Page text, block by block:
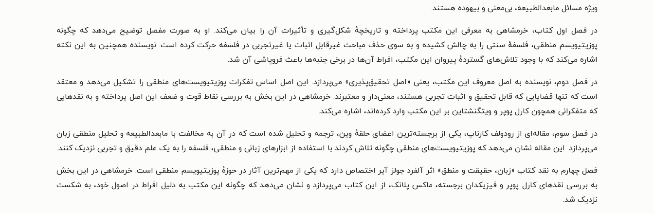
ویژه مسائل مابعدالطبیعه، بی‌معنی و بیهوده هستند.
در فصل اول کتاب، خرمشاهی به معرفی این مکتب پرداخته و تاریخچهٔ شکل‌گیری و تأثیرات آن را بیان می‌کند. او به صورت مفصل توضیح می‌دهد که چگونه
پوزیتیویسم منطقی، فلسفهٔ سنتی را به چالش کشیده و به سوی حذف مباحث غیرقابل اثبات یا غیرتجربی در فلسفه حرکت کرده است. نویسنده همچنین به این نکته
اشاره می‌کند که با وجود تلاش‌های گستردهٔ پیروان این مکتب، افراط آن‌ها در برخی جنبه‌ها باعث فروپاشی آن شد.
در فصل دوم، نویسنده به اصل معروف این مکتب، یعنی «اصل تحقیق‌پذیری» می‌پردازد. این اصل اساس تفکرات پوزیتیویست‌های منطقی را تشکیل می‌دهد و معتقد
است که تنها قضایایی که قابل تحقیق و اثبات تجربی هستند، معنی‌دار و معتبرند. خرمشاهی در این بخش به بررسی نقاط قوت و ضعف این اصل پرداخته و به نقدهایی
که متفکرانی همچون کارل پوپر و ویتگنشتاین بر این مکتب وارد کرده‌اند، اشاره می‌کند.
در فصل سوم، مقاله‌ای از رودولف کارناپ، یکی از برجسته‌ترین اعضای حلقهٔ وین، ترجمه و تحلیل شده است که در آن به مخالفت با مابعدالطبیعه و تحلیل منطقی زبان
می‌پردازد. این مقاله نشان می‌دهد که پوزیتیویست‌های منطقی چگونه تلاش کردند با استفاده از ابزارهای زبانی و منطقی، فلسفه را به یک علم دقیق و تجربی نزدیک کنند.
فصل چهارم به نقد کتاب «زبان، حقیقت و منطق» اثر آلفرد جولز آیر اختصاص دارد که یکی از مهم‌ترین آثار در حوزهٔ پوزیتیویسم منطقی است. خرمشاهی در این بخش
به بررسی نقدهای کارل پوپر و فیزیکدان برجسته، ماکس پلانک، از این کتاب می‌پردازد و نشان می‌دهد که چگونه این مکتب به دلیل افراط در اصول خود، به شکست
نزدیک شد.